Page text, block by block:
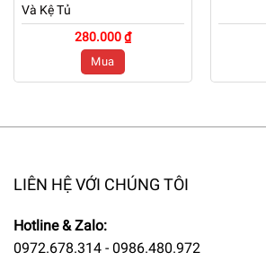
Và Kệ Tủ
280.000 ₫
Mua
LIÊN HỆ VỚI CHÚNG TÔI
Hotline & Zalo:
0972.678.314 - 0986.480.972